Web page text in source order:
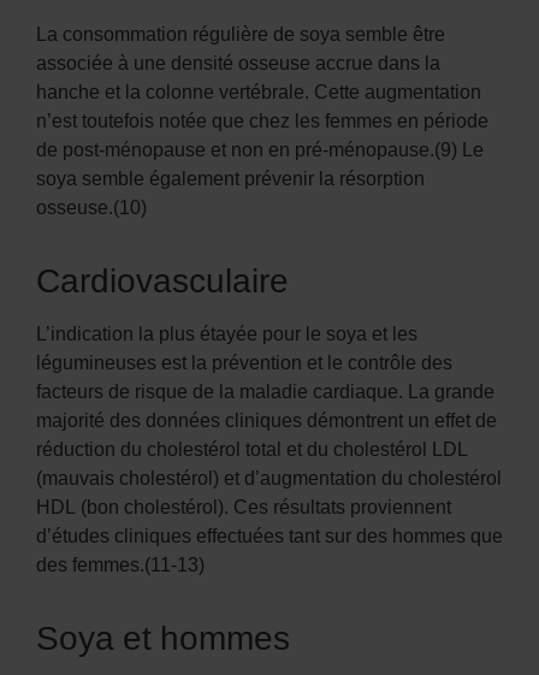
La consommation régulière de soya semble être
associée à une densité osseuse accrue dans la
hanche et la colonne vertébrale. Cette augmentation
n’est toutefois notée que chez les femmes en période
de post-ménopause et non en pré-ménopause.(9) Le
soya semble également prévenir la résorption
osseuse.(10)
Cardiovasculaire
L’indication la plus étayée pour le soya et les
légumineuses est la prévention et le contrôle des
facteurs de risque de la maladie cardiaque. La grande
majorité des données cliniques démontrent un effet de
réduction du cholestérol total et du cholestérol LDL
(mauvais cholestérol) et d’augmentation du cholestérol
HDL (bon cholestérol). Ces résultats proviennent
d’études cliniques effectuées tant sur des hommes que
des femmes.(11-13)
Soya et hommes